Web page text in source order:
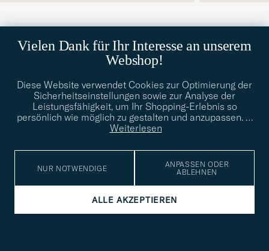
Vielen Dank für Ihr Interesse an unserem
Webshop!
Diese Website verwendet Cookies zur Optimierung der
Sicherheitseinstellungen sowie zur Analyse der
Leistungsfähigkeit, um Ihr Shopping-Erlebnis so
persönlich wie möglich zu gestalten und anzupassen. …
Weiterlesen
NUR NOTWENDIGE
ANPASSEN ODER
ABLEHNEN
ALLE AKZEPTIEREN